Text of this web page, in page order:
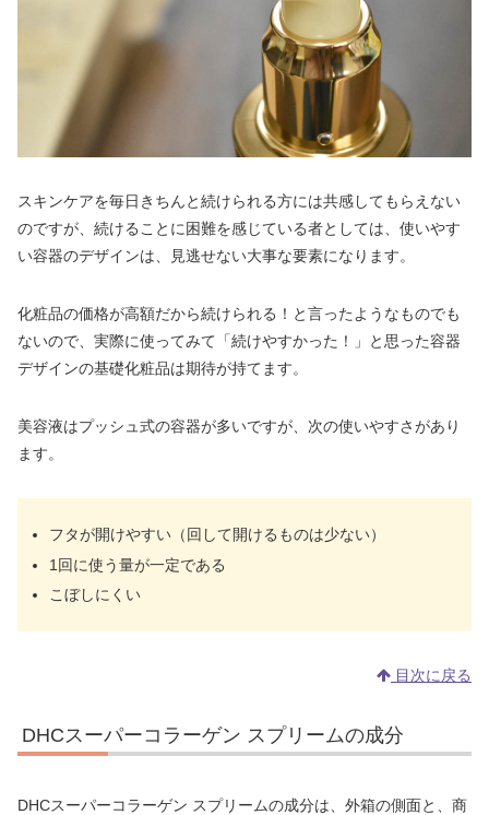
スキンケアを毎日きちんと続けられる方には共感してもらえない
のですが、続けることに困難を感じている者としては、使いやす
い容器のデザインは、見逃せない大事な要素になります。
化粧品の価格が高額だから続けられる！と言ったようなものでも
ないので、実際に使ってみて「続けやすかった！」と思った容器
デザインの基礎化粧品は期待が持てます。
美容液はプッシュ式の容器が多いですが、次の使いやすさがあり
ます。
フタが開けやすい（回して開けるものは少ない）
1回に使う量が一定である
こぼしにくい
目次に戻る
DHCスーパーコラーゲン スプリームの成分
DHCスーパーコラーゲン スプリームの成分は、外箱の側面と、商